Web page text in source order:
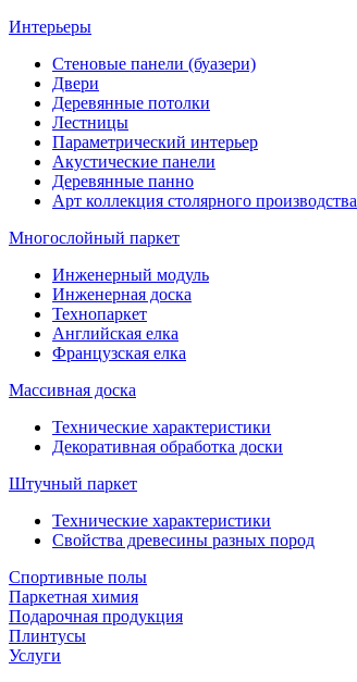
Интерьеры
Стеновые панели (буазери)
Двери
Деревянные потолки
Лестницы
Параметрический интерьер
Акустические панели
Деревянные панно
Арт коллекция столярного производства
Многослойный паркет
Инженерный модуль
Инженерная доска
Технопаркет
Английская елка
Французская елка
Массивная доска
Технические характеристики
Декоративная обработка доски
Штучный паркет
Технические характеристики
Свойства древесины разных пород
Спортивные полы
Паркетная химия
Подарочная продукция
Плинтусы
Услуги